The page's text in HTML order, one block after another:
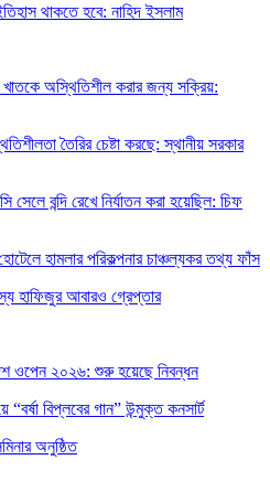
থাকতে হবে: নাহিদ ইসলাম
অস্থিতিশীল করার জন্য সক্রিয়:
তৈরির চেষ্টা করছে: স্থানীয় সরকার
বন্দি রেখে নির্যাতন করা হয়েছিল: চিফ
হামলার পরিকল্পনার চাঞ্চল্যকর তথ্য ফাঁস
হাফিজুর আবারও গ্রেপ্তার
ওপেন ২০২৬: শুরু হয়েছে নিবন্ধন
“বর্ষা বিপ্লবের গান” উন্মুক্ত কনসার্ট
অনুষ্ঠিত